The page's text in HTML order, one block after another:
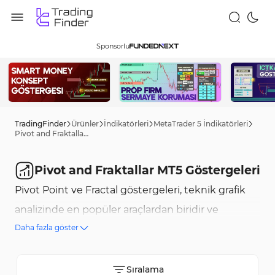
Sponsorlu
TradingFinder Ürünler İndikatörleri MetaTrader 5 İndikatörleri
Pivot and Fraktallar MT5 Göstergeleri
Pivot and Fraktallar MT5 Göstergeleri
Pivot Point ve Fractal göstergeleri, teknik grafik
analizinde en popüler araçlardan biridir ve
trader'ların dönüş noktalarını ve önemli fiyat
Noktaları, fiyatın çarpma ve dönüş yapma
Daha fazla göster
Sıralama